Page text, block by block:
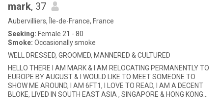
mark, 37
Aubervilliers, Île-de-France, France
Seeking: Female 21 - 80
Smoke: Occasionally smoke
WELL DRESSED, GROOMED, MANNERED & CULTURED
HELLO THERE I AM MARK & I AM RELOCATING PERMANENTLY TO
EUROPE BY AUGUST & I WOULD LIKE TO MEET SOMEONE TO
SHOW ME AROUND, I AM 6FT1, I LOVE TO READ, I AM A DECENT
BLOKE, LIVED IN SOUTH EAST ASIA , SINGAPORE & HONG KONG